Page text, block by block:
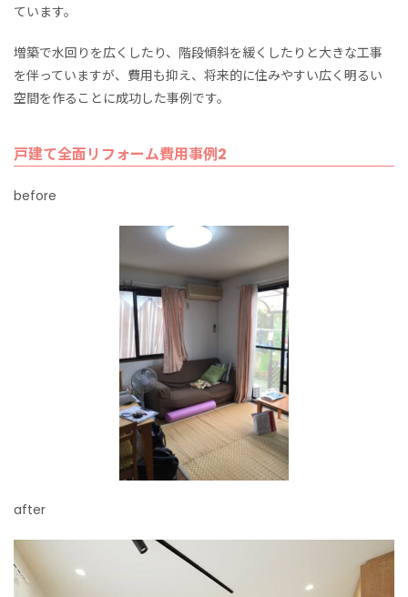
ています。
増築で水回りを広くしたり、階段傾斜を緩くしたりと大きな工事
を伴っていますが、費用も抑え、将来的に住みやすい広く明るい
空間を作ることに成功した事例です。
戸建て全面リフォーム費用事例2
before
after